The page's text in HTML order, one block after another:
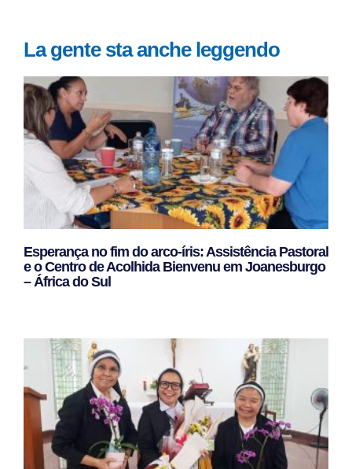
La gente sta anche leggendo
Esperança no fim do arco-íris: Assistência Pastoral
e o Centro de Acolhida Bienvenu em Joanesburgo
– África do Sul